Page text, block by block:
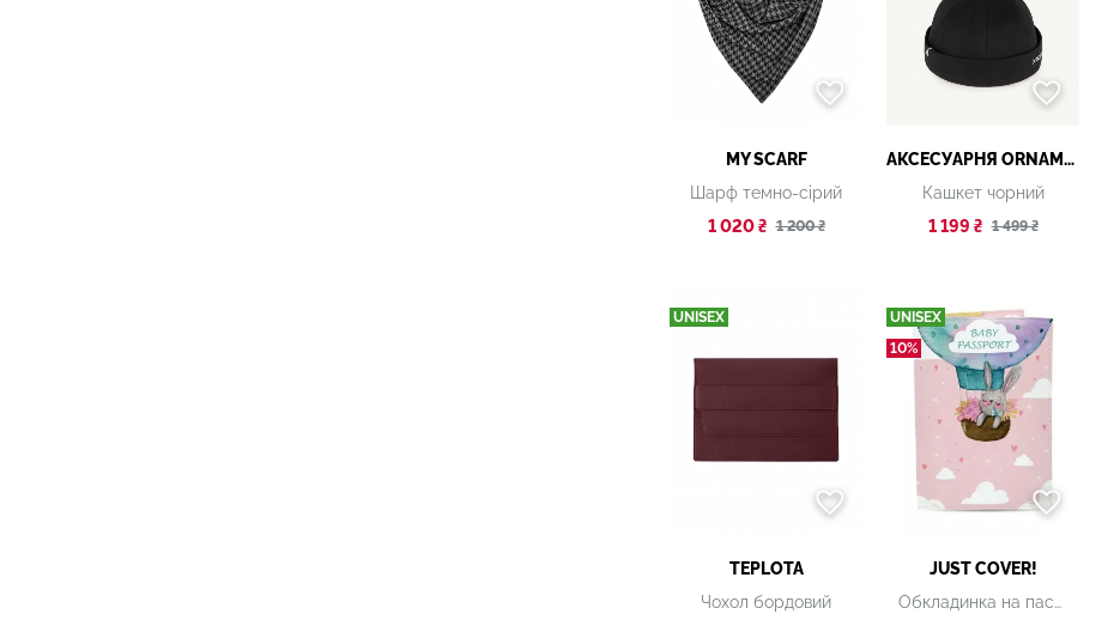
MY SCARF
Шарф темно-сірий
1 020 ₴ 1 200 ₴
АКСЕСУАРНЯ ОRNAMENT
Кашкет чорний
1 199 ₴ 1 499 ₴
UNISEX
TEPLOTA
Чохол бордовий
UNISEX
10%
JUST COVER!
Обкладинка на паспорт "Дитячий зайчик"